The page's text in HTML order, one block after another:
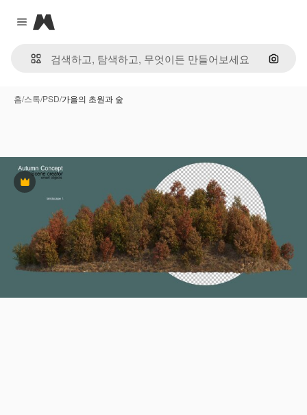
Close menu
Magnific
이미지
홈/스톡/PSD/가을의 초원과 숲
프리미엄